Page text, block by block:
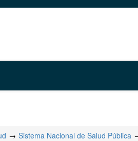
Sistema Nacional de Salud Pública